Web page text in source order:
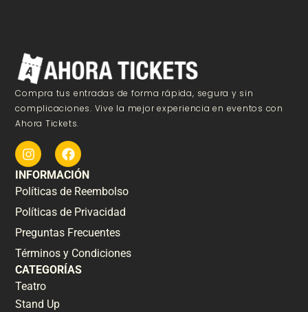
Compra tus entradas de forma rápida, segura y sin
complicaciones. Vive la mejor experiencia en eventos con
Ahora Tickets.
INFORMACIÓN
Políticas de Reembolso
Políticas de Privacidad
Preguntas Frecuentes
Términos y Condiciones
CATEGORÍAS
Teatro
Stand Up